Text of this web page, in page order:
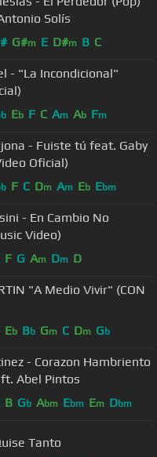
Solís
G#m E D#m B C
- "La Incondicional"
b Eb F C Am Ab Fm
- Fuiste tú feat. Gaby
Oficial)
b F C Dm Am Eb Ebm
- En Cambio No
Video)
F G Am Dm D
"A Medio Vivir" (CON
Eb Bb Gm C Dm Gb
- Corazon Hambriento
Abel Pintos
B Gb Abm Ebm Em Dbm
Tanto